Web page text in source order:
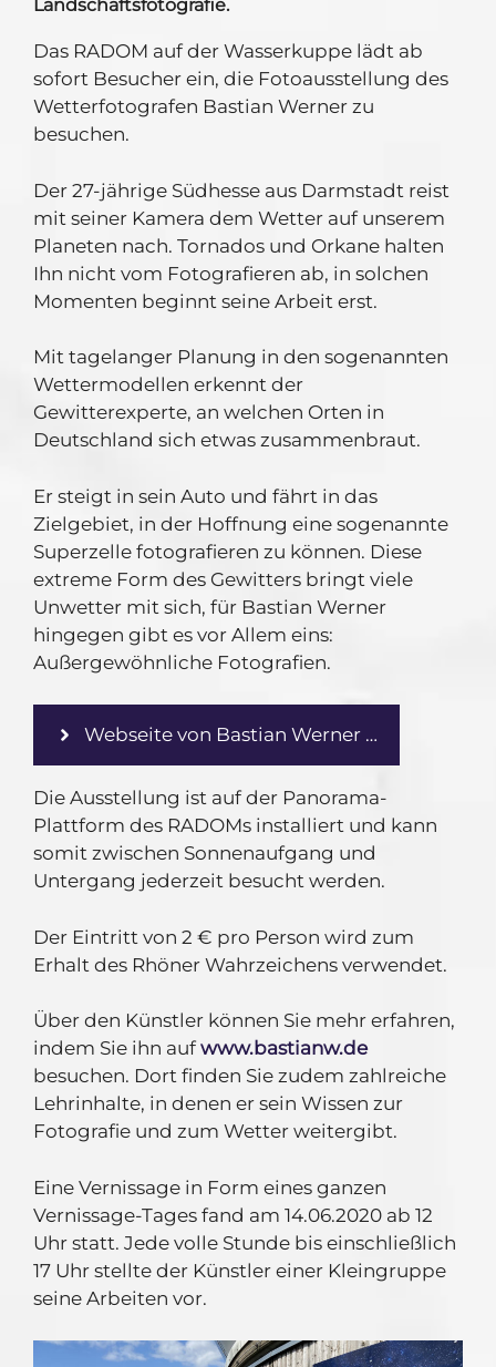
Landschaftsfotografie.
Das RADOM auf der Wasserkuppe lädt ab
sofort Besucher ein, die Fotoausstellung des
Wetterfotografen Bastian Werner zu
besuchen.
Der 27-jährige Südhesse aus Darmstadt reist
mit seiner Kamera dem Wetter auf unserem
Planeten nach. Tornados und Orkane halten
Ihn nicht vom Fotografieren ab, in solchen
Momenten beginnt seine Arbeit erst.
Mit tagelanger Planung in den sogenannten
Wettermodellen erkennt der
Gewitterexperte, an welchen Orten in
Deutschland sich etwas zusammenbraut.
Er steigt in sein Auto und fährt in das
Zielgebiet, in der Hoffnung eine sogenannte
Superzelle fotografieren zu können. Diese
extreme Form des Gewitters bringt viele
Unwetter mit sich, für Bastian Werner
hingegen gibt es vor Allem eins:
Außergewöhnliche Fotografien.
Webseite von Bastian Werner …
Die Ausstellung ist auf der Panorama-
Plattform des RADOMs installiert und kann
somit zwischen Sonnenaufgang und
Untergang jederzeit besucht werden.
Der Eintritt von 2 € pro Person wird zum
Erhalt des Rhöner Wahrzeichens verwendet.
Über den Künstler können Sie mehr erfahren,
indem Sie ihn auf www.bastianw.de
besuchen. Dort finden Sie zudem zahlreiche
Lehrinhalte, in denen er sein Wissen zur
Fotografie und zum Wetter weitergibt.
Eine Vernissage in Form eines ganzen
Vernissage-Tages fand am 14.06.2020 ab 12
Uhr statt. Jede volle Stunde bis einschließlich
17 Uhr stellte der Künstler einer Kleingruppe
seine Arbeiten vor.